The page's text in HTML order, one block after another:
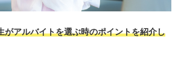
がアルバイトを選ぶ時のポイントを紹介し